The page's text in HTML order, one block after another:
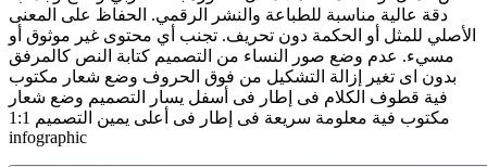
دقة عالية مناسبة للطباعة والنشر الرقمي. الحفاظ على المعنى
الأصلي للمثل أو الحكمة دون تحريف. تجنب أي محتوى غير موثوق أو
مسيء. عدم وضع صور النساء من التصميم كتابة النص كالمرفق
بدون اى تغير إزالة التشكيل من فوق الحروف وضع شعار مكتوب
فية قطوف الكلام فى إطار فى أسفل يسار التصميم وضع شعار
مكتوب فية معلومة سريعة فى إطار فى أعلى يمين التصميم 1:1
infographic